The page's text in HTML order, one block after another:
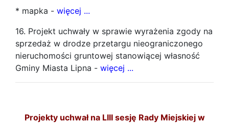
* mapka - więcej ...
16. Projekt uchwały w sprawie wyrażenia zgody na
sprzedaż w drodze przetargu nieograniczonego
nieruchomości gruntowej stanowiącej własność
Gminy Miasta Lipna - więcej ...
Projekty uchwał na LIII sesję Rady Miejskiej w